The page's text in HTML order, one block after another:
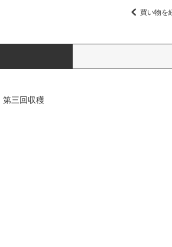
買い物を
三回収穫